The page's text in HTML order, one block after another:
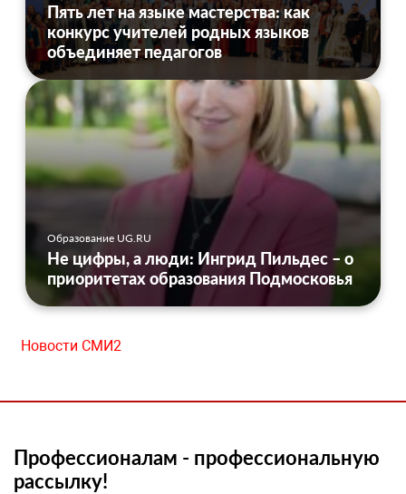
Пять лет на языке мастерства: как
конкурс учителей родных языков
объединяет педагогов
Образование UG.RU
Не цифры, а люди: Ингрид Пильдес – о
приоритетах образования Подмосковья
Новости СМИ2
Профессионалам - профессиональную
рассылку!